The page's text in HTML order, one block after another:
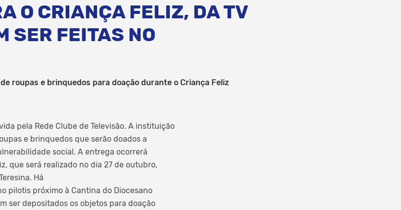
O CRIANÇA FELIZ, DA TV
SER FEITAS NO
roupas e brinquedos para doação durante o Criança Feliz
pela Rede Clube de Televisão. A instituição
e brinquedos que serão doados a
social. A entrega ocorrerá
que será realizado no dia 27 de outubro,
Há
pilotis próximo à Cantina do Diocesano
ser depositados os objetos para doação